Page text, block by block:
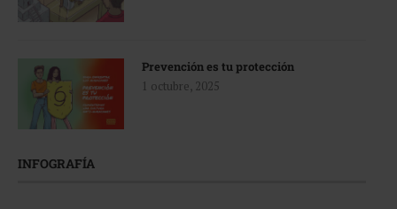
Prevención es tu protección
1 octubre, 2025
INFOGRAFÍA